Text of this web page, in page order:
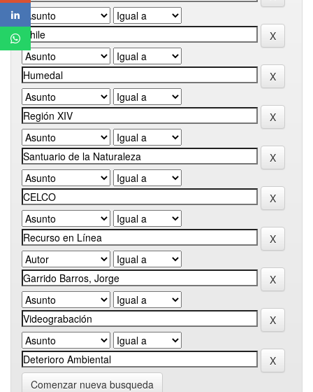
Comenzar nueva busqueda